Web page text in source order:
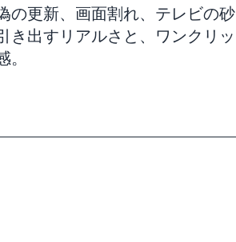
の更新、画面割れ、テレビの砂
き出すリアルさと、ワンクリッ